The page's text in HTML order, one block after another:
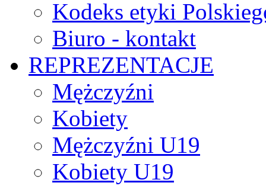
Kodeks etyki
Biuro - kontakt
REPREZENTACJE
Mężczyźni
Kobiety
Mężczyźni U19
Kobiety U19